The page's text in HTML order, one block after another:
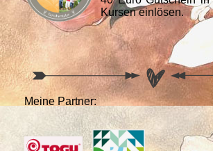
Kursen einlösen.
Meine Partner: